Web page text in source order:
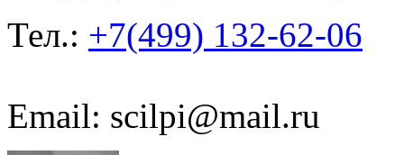
Тел.: +7(499) 132-62-06
Email: scilpi@mail.ru